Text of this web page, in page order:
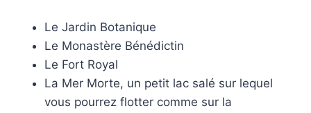
Le Jardin Botanique
Le Monastère Bénédictin
Le Fort Royal
La Mer Morte, un petit lac salé sur lequel
vous pourrez flotter comme sur la